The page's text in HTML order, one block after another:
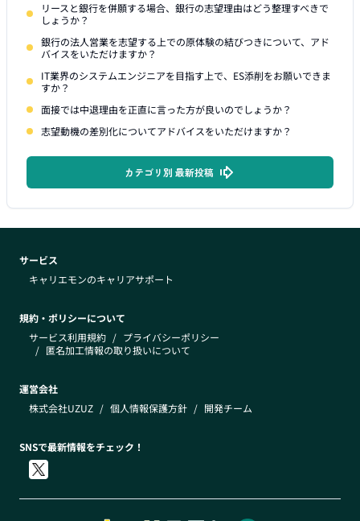
リースと銀行を併願する場合、銀行の志望理由はどう整理すべきで
しょうか？
銀行の法人営業を志望する上での原体験の結びつきについて、アド
バイスをいただけますか？
IT業界のシステムエンジニアを目指す上で、ES添削をお願いできま
すか？
面接では中退理由を正直に言った方が良いのでしょうか？
志望動機の差別化についてアドバイスをいただけますか？
カテゴリ別 最新投稿
サービス
キャリエモンのキャリアサポート
規約・ポリシーについて
サービス利用規約 / プライバシーポリシー
/ 匿名加工情報の取り扱いについて
運営会社
株式会社UZUZ / 個人情報保護方針 / 開発チーム
SNSで最新情報をチェック！